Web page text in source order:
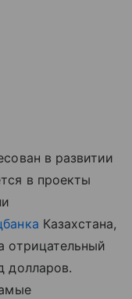
в развитии
в проекты
Казахстана,
отрицательный
долларов.